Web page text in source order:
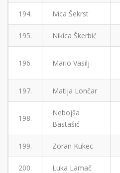
194. Ivica Šekrst
195. Nikica Škerbić
196. Mario Vasilj
197. Matija Lončar
198.
Nebojša
Bastašić
199. Zoran Kukec
200. Luka Lamač